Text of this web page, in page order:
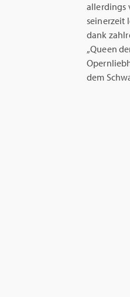
allerdings
seinerzeit
dank
„Queen
dem